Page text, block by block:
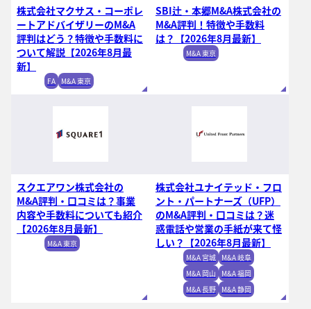
株式会社マクサス・コーポレ
ートアドバイザリーのM&A
評判はどう？特徴や手数料に
ついて解説【2026年8月最
新】
FA M&A 東京
SBI辻・本郷M&A株式会社の
M&A評判！特徴や手数料
は？【2026年8月最新】
M&A 東京
スクエアワン株式会社の
M&A評判・口コミは？事業
内容や手数料についても紹介
【2026年8月最新】
M&A 東京
株式会社ユナイテッド・フロ
ント・パートナーズ（UFP）
のM&A評判・口コミは？迷
惑電話や営業の手紙が来て怪
しい？【2026年8月最新】
M&A 宮城 M&A 岐阜
M&A 岡山
M&A 福岡
M&A 長野 M&A 静岡